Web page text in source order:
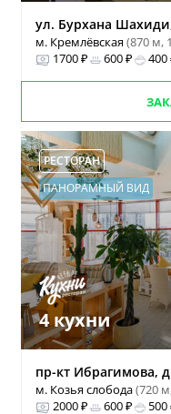
ул. Бурхана
м. Кремлёвская(870 м,
1700 ₽
600 ₽ 400
РЕСТОРАН
ПАНОРАМНЫЙ ВИД
4 кухни
пр-кт Ибрагимова,
м. Козья слобода(720
2000 ₽
600 ₽ 500